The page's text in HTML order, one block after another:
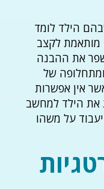
הילד לומד
לקצב
את ההבנה
ומתחלופה של
אין אפשרות
את הילד למחשב
על משהו